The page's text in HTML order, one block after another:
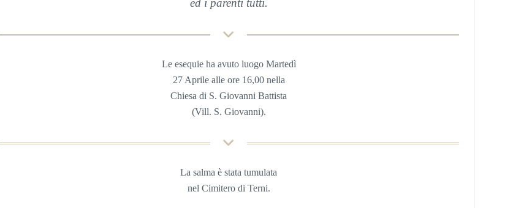
ed i parenti tutti.
Le esequie ha avuto luogo Martedì
27 Aprile alle ore 16,00 nella
Chiesa di S. Giovanni Battista
(Vill. S. Giovanni).
La salma è stata tumulata
nel Cimitero di Terni.